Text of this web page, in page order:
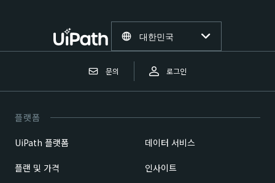
문의 로그인
대한민국
플랫폼
UiPath 플랫폼
플랜 및 가격
데이터 서비스
인사이트